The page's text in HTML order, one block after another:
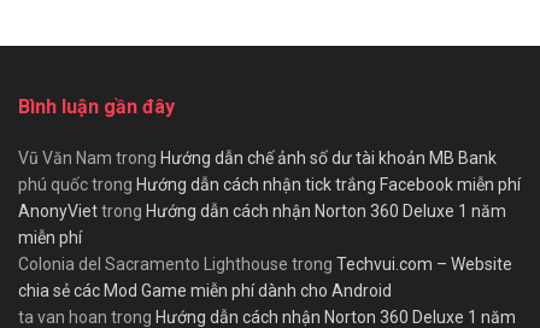
Bình luận gần đây
Vũ Văn Nam trong Hướng dẫn chế ảnh số dư tài khoản MB Bank
phú quốctrong Hướng dẫn cách nhận tick trắng Facebook miễn phí
AnonyViettrong Hướng dẫn cách nhận Norton 360 Deluxe 1 năm
miễn phí
Colonia del Sacramento Lighthouse trong Techvui.com – Website
chia sẻ các Mod Game miễn phí dành cho Android
ta van hoan trong Hướng dẫn cách nhận Norton 360 Deluxe 1 năm